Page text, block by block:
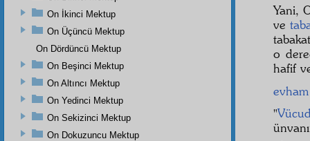
Yani,
ve
o
hafif
evham
"
On İkinci Mektup
On Üçüncü Mektup
On Dördüncü Mektup
On Beşinci Mektup
On Altıncı Mektup
On Yedinci Mektup
On Sekizinci Mektup
On Dokuzuncu Mektup